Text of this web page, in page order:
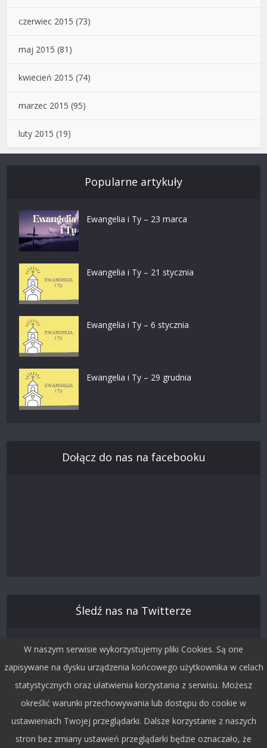
czerwiec 2015 (73)
maj 2015 (81)
kwiecień 2015 (74)
marzec 2015 (95)
luty 2015 (19)
Popularne artykuły
Ewangelia i Ty – 23 marca
Ewangelia i Ty – 21 stycznia
Ewangelia i Ty – 6 stycznia
Ewangelia i Ty – 29 grudnia
Dołącz do nas na facebooku
Śledź nas na Twitterze
W naszym serwisie wykorzystujemy pliki Cookies. Są one
zapisywane na dysku urządzenia końcowego użytkownika w celach
statystycznych oraz ułatwienia korzystania z serwisu. Możesz
określić warunki przechowywania lub dostępu do cookie w
ustawieniach Twojej przeglądarki. Dalsze korzystanie z naszych
stron bez zmiany ustawień przeglądarki będzie oznaczało, że